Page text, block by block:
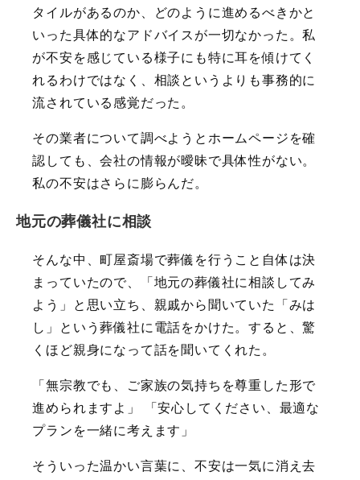
タイルがあるのか、どのように進めるべきかと
いった具体的なアドバイスが一切なかった。私
が不安を感じている様子にも特に耳を傾けてく
れるわけではなく、相談というよりも事務的に
流されている感覚だった。
その業者について調べようとホームページを確
認しても、会社の情報が曖昧で具体性がない。
私の不安はさらに膨らんだ。
地元の葬儀社に相談
そんな中、町屋斎場で葬儀を行うこと自体は決
まっていたので、「地元の葬儀社に相談してみ
よう」と思い立ち、親戚から聞いていた「みは
し」という葬儀社に電話をかけた。すると、驚
くほど親身になって話を聞いてくれた。
「無宗教でも、ご家族の気持ちを尊重した形で
進められますよ」 「安心してください、最適な
プランを一緒に考えます」
そういった温かい言葉に、不安は一気に消え去